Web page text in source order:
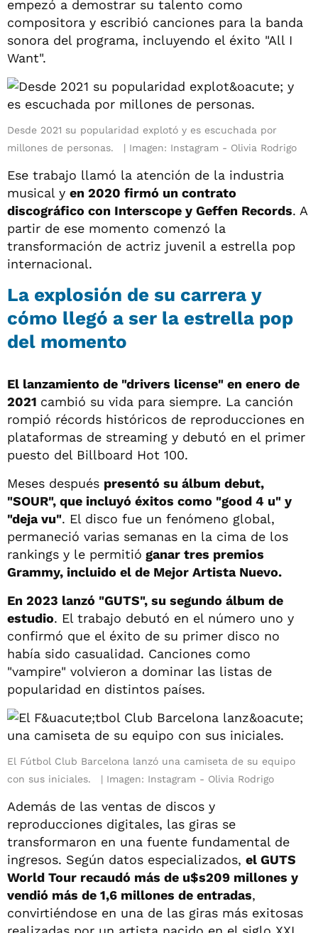
empezó a demostrar su talento como
compositora y escribió canciones para la banda
sonora del programa, incluyendo el éxito "All I
Want".
Desde 2021 su popularidad explotó y es escuchada por
millones de personas.
Imagen: Instagram - Olivia Rodrigo
Ese trabajo llamó la atención de la industria
musical y en 2020 firmó un contrato
discográfico con Interscope y Geffen Records. A
partir de ese momento comenzó la
transformación de actriz juvenil a estrella pop
internacional.
La explosión de su carrera y
cómo llegó a ser la estrella pop
del momento
El lanzamiento de "drivers license" en enero de
2021 cambió su vida para siempre. La canción
rompió récords históricos de reproducciones en
plataformas de streaming y debutó en el primer
puesto del Billboard Hot 100.
Meses después presentó su álbum debut,
"SOUR", que incluyó éxitos como "good 4 u" y
"deja vu". El disco fue un fenómeno global,
permaneció varias semanas en la cima de los
rankings y le permitió ganar tres premios
Grammy, incluido el de Mejor Artista Nuevo.
En 2023 lanzó "GUTS", su segundo álbum de
estudio. El trabajo debutó en el número uno y
confirmó que el éxito de su primer disco no
había sido casualidad. Canciones como
"vampire" volvieron a dominar las listas de
popularidad en distintos países.
El Fútbol Club Barcelona lanzó una camiseta de su equipo
con sus iniciales.
Imagen: Instagram - Olivia Rodrigo
Además de las ventas de discos y
reproducciones digitales, las giras se
transformaron en una fuente fundamental de
ingresos. Según datos especializados, el GUTS
World Tour recaudó más de u$s209 millones y
vendió más de 1,6 millones de entradas,
convirtiéndose en una de las giras más exitosas